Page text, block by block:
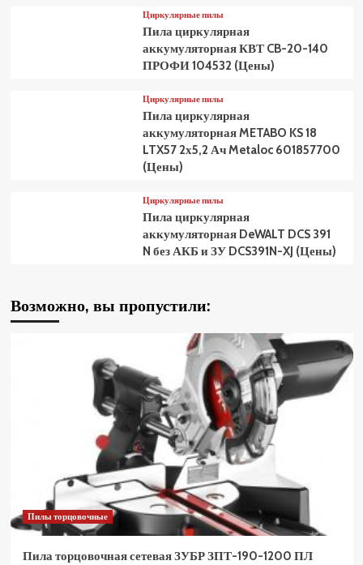
Циркулярные пилы
Пила циркулярная
аккумуляторная КВТ CB-20-140
ПРОФИ 104532 (Цены)
Циркулярные пилы
Пила циркулярная
аккумуляторная METABO KS 18
LTX57 2х5,2 Ач Metaloc 601857700
(Цены)
Циркулярные пилы
Пила циркулярная
аккумуляторная DeWALT DCS 391
N без АКБ и ЗУ DCS391N-XJ (Цены)
Возможно, вы пропустили:
Пилы торцовочные
Пила торцовочная сетевая ЗУБР ЗПТ-190-1200 ПЛ